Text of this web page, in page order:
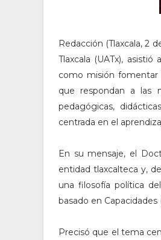
Redacción (Tlaxcala, 2
Tlaxcala (UATx),
como misión fomentar
que respondan a las
pedagógicas,
centrada en el
En su mensaje, el
entidad tlaxcalteca y,
una filosofía política
basado en
Precisó que el tema